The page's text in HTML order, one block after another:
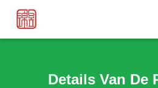
Details Van De